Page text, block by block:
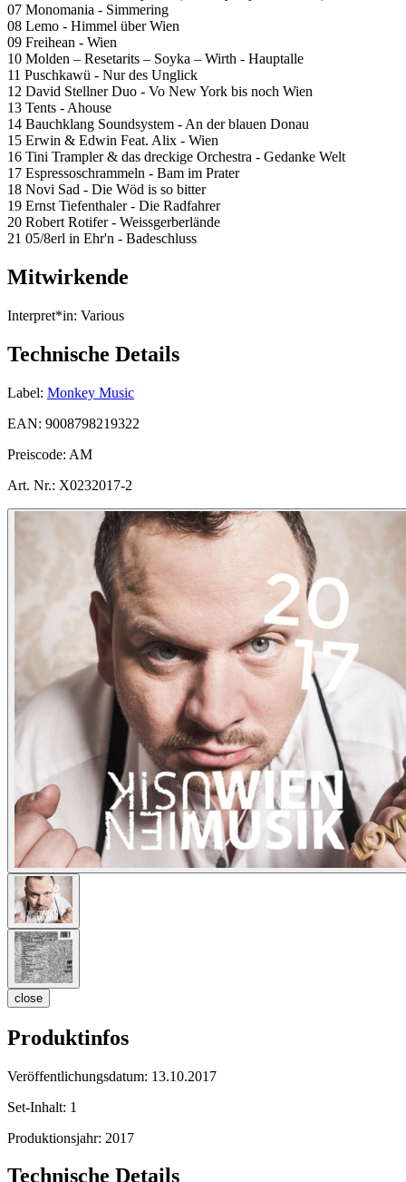
07 Monomania - Simmering
08 Lemo - Himmel über Wien
09 Freihean - Wien
10 Molden – Resetarits – Soyka – Wirth - Hauptalle
11 Puschkawü - Nur des Unglick
12 David Stellner Duo - Vo New York bis noch Wien
13 Tents - Ahouse
14 Bauchklang Soundsystem - An der blauen Donau
15 Erwin & Edwin Feat. Alix - Wien
16 Tini Trampler & das dreckige Orchestra - Gedanke Welt
17 Espressoschrammeln - Bam im Prater
18 Novi Sad - Die Wöd is so bitter
19 Ernst Tiefenthaler - Die Radfahrer
20 Robert Rotifer - Weissgerberlände
21 05/8erl in Ehr'n - Badeschluss
Mitwirkende
Interpret*in: Various
Technische Details
Label: Monkey Music
EAN: 9008798219322
Preiscode: AM
Art. Nr.: X0232017-2
close
Produktinfos
Veröffentlichungsdatum: 13.10.2017
Set-Inhalt: 1
Produktionsjahr: 2017
Technische Details